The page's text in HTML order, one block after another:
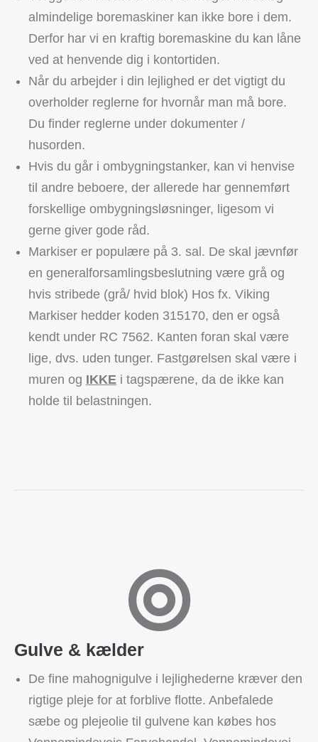
almindelige boremaskiner kan ikke bore i dem.
Derfor har vi en kraftig boremaskine du kan låne
ved at henvende dig i kontortiden.
Når du arbejder i din lejlighed er det vigtigt du
overholder reglerne for hvornår man må bore.
Du finder reglerne under dokumenter /
husorden.
Hvis du går i ombygningstanker, kan vi henvise
til andre beboere, der allerede har gennemført
forskellige ombygningsløsninger, ligesom vi
gerne giver gode råd.
Markiser er populære på 3. sal. De skal jævnfør
en generalforsamlingsbeslutning være grå og
hvis stribede (grå/ hvid blok) Hos fx. Viking
Markiser hedder koden 315170, den er også
kendt under RC 7562. Kanten foran skal være
lige, dvs. uden tunger. Fastgørelsen skal være i
muren og IKKE i tagspærene, da de ikke kan
holde til belastningen.
Gulve & kælder
De fine mahognigulve i lejlighederne kræver den
rigtige pleje for at forblive flotte. Anbefalede
sæbe og plejeolie til gulvene kan købes hos